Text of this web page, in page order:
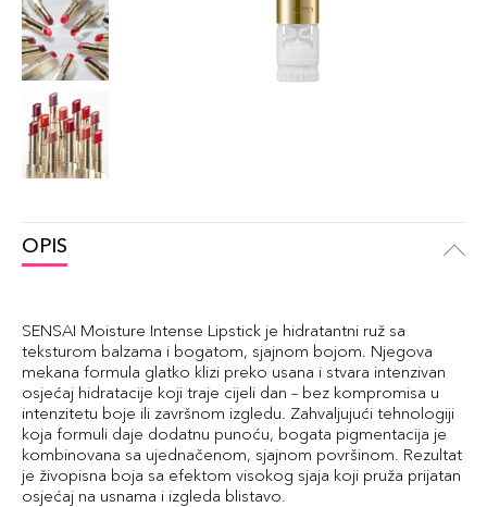
OPIS
SENSAI Moisture Intense Lipstick je hidratantni ruž sa
teksturom balzama i bogatom, sjajnom bojom. Njegova
mekana formula glatko klizi preko usana i stvara intenzivan
osjećaj hidratacije koji traje cijeli dan – bez kompromisa u
intenzitetu boje ili završnom izgledu. Zahvaljujući tehnologiji
koja formuli daje dodatnu punoću, bogata pigmentacija je
kombinovana sa ujednačenom, sjajnom površinom. Rezultat
je živopisna boja sa efektom visokog sjaja koji pruža prijatan
osjećaj na usnama i izgleda blistavo.